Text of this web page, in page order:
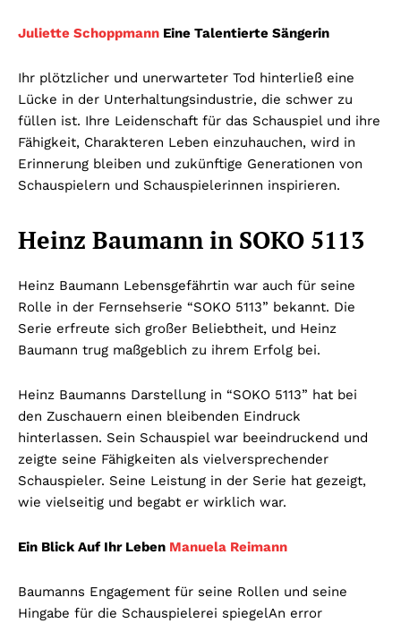
Juliette Schoppmann Eine Talentierte Sängerin
Ihr plötzlicher und unerwarteter Tod hinterließ eine
Lücke in der Unterhaltungsindustrie, die schwer zu
füllen ist. Ihre Leidenschaft für das Schauspiel und ihre
Fähigkeit, Charakteren Leben einzuhauchen, wird in
Erinnerung bleiben und zukünftige Generationen von
Schauspielern und Schauspielerinnen inspirieren.
Heinz Baumann in SOKO 5113
Heinz Baumann Lebensgefährtin war auch für seine
Rolle in der Fernsehserie “SOKO 5113” bekannt. Die
Serie erfreute sich großer Beliebtheit, und Heinz
Baumann trug maßgeblich zu ihrem Erfolg bei.
Heinz Baumanns Darstellung in “SOKO 5113” hat bei
den Zuschauern einen bleibenden Eindruck
hinterlassen. Sein Schauspiel war beeindruckend und
zeigte seine Fähigkeiten als vielversprechender
Schauspieler. Seine Leistung in der Serie hat gezeigt,
wie vielseitig und begabt er wirklich war.
Ein Blick Auf Ihr Leben Manuela Reimann
Baumanns Engagement für seine Rollen und seine
Hingabe für die Schauspielerei spiegelAn error